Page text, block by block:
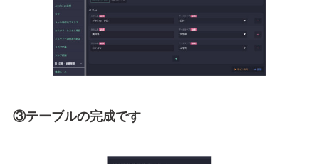
③テーブルの完成です